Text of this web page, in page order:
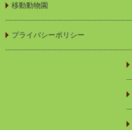
移動動物園
プライバシーポリシー